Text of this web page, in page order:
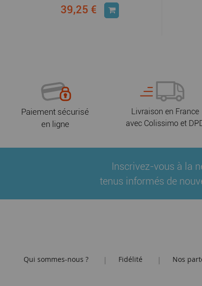
39,25 €
Paiement sécurisé
en ligne
Livraison en France
avec Colissimo et
Inscrivez-vous à la
tenus informés de
Qui sommes-nous ? | Fidélité | Nos